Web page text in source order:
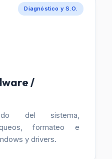
Diagnóstico y S.O.
/
del sistema,
formateo e
y drivers.